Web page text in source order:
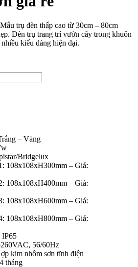
trụ đèn thấp cao từ 30cm – 80cm
Đèn trụ trang trí vườn cây trong khuôn
kiểu dáng hiện đại.
– Vàng
Bridgelux
108x108xH300mm – Giá:
108x108xH400mm – Giá:
108x108xH600mm – Giá:
108x108xH800mm – Giá:
IP65
56/60Hz
kim nhôm sơn tĩnh điện
tháng